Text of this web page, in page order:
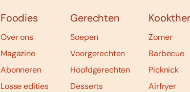
Foodies
Over ons
Magazine
Abonneren
Losse edities
Gerechten
Soepen
Voorgerechten
Hoofdgerechten
Desserts
Zomer
Barbecue
Picknick
Airfryer